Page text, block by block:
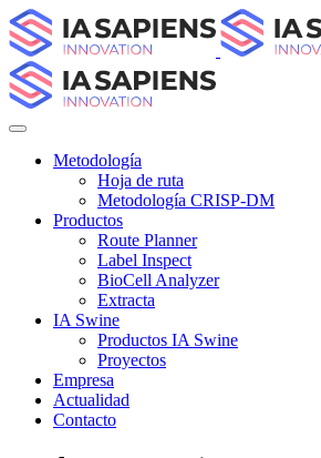
Metodología
Hoja de ruta
Metodología CRISP-DM
Productos
Route Planner
Label Inspect
BioCell Analyzer
Extracta
IA Swine
Productos IA Swine
Proyectos
Empresa
Actualidad
Contacto